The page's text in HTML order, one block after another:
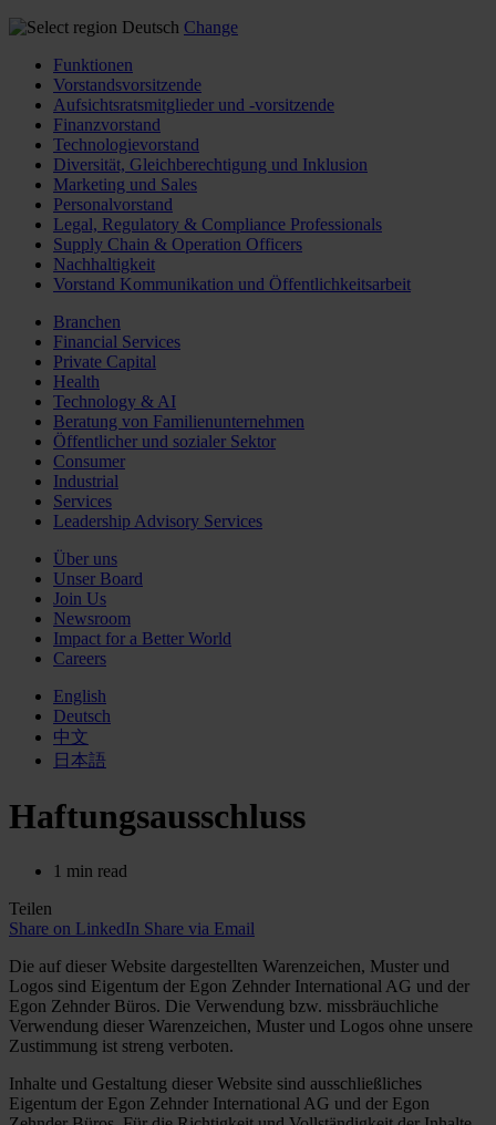
Deutsch Change
Funktionen
Vorstandsvorsitzende
Aufsichtsratsmitglieder und -vorsitzende
Finanzvorstand
Technologievorstand
Diversität, Gleichberechtigung und Inklusion
Marketing und Sales
Personalvorstand
Legal, Regulatory & Compliance Professionals
Supply Chain & Operation Officers
Nachhaltigkeit
Vorstand Kommunikation und Öffentlichkeitsarbeit
Branchen
Financial Services
Private Capital
Health
Technology & AI
Beratung von Familienunternehmen
Öffentlicher und sozialer Sektor
Consumer
Industrial
Services
Leadership Advisory Services
Über uns
Unser Board
Join Us
Newsroom
Impact for a Better World
Careers
English
Deutsch
中文
日本語
Haftungsausschluss
1 min read
Teilen
Share on LinkedIn Share via Email
Die auf dieser Website dargestellten Warenzeichen, Muster und
Logos sind Eigentum der Egon Zehnder International AG und der
Egon Zehnder Büros. Die Verwendung bzw. missbräuchliche
Verwendung dieser Warenzeichen, Muster und Logos ohne unsere
Zustimmung ist streng verboten.
Inhalte und Gestaltung dieser Website sind ausschließliches
Eigentum der Egon Zehnder International AG und der Egon